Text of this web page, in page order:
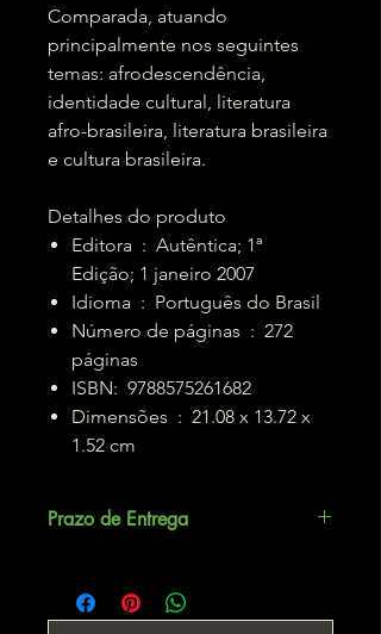
Comparada, atuando
principalmente nos seguintes
temas: afrodescendência,
identidade cultural, literatura
afro-brasileira, literatura brasileira
e cultura brasileira.
Detalhes do produto
Editora ‏ : ‎ Autêntica; 1ª
Edição; 1 janeiro 2007
Idioma ‏ : ‎ Português do Brasil
Número de páginas ‏ : ‎ 272
páginas
ISBN: ‎ 9788575261682
Dimensões ‏ : ‎ 21.08 x 13.72 x
1.52 cm
Prazo de Entrega